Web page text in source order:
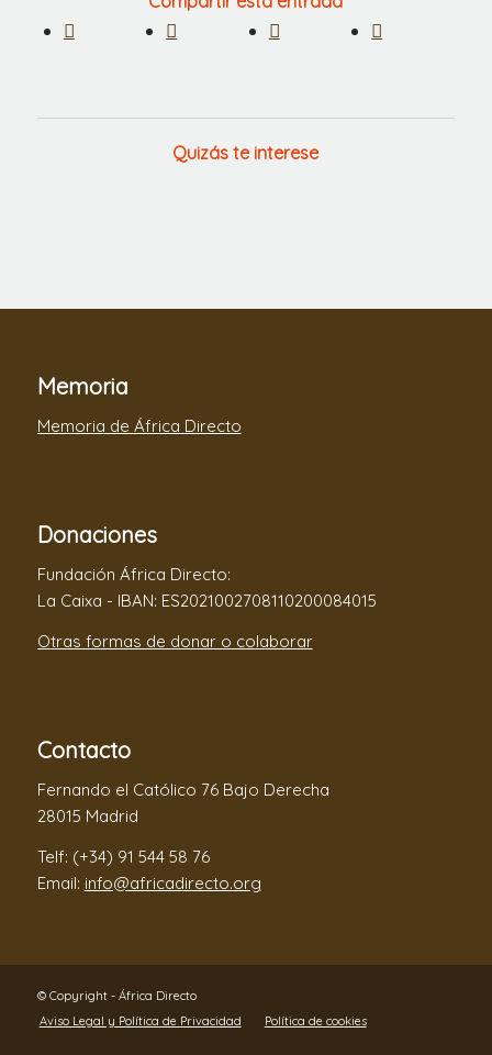
Quizás te interese
Memoria
Memoria de África Directo
Donaciones
Fundación África Directo:
La Caixa - IBAN: ES2021002708110200084015
Otras formas de donar o colaborar
Contacto
Fernando el Católico 76 Bajo Derecha
28015 Madrid
Telf: (+34) 91 544 58 76
Email: info@africadirecto.org
© Copyright - África Directo
Aviso Legal y Política de Privacidad
Política de cookies